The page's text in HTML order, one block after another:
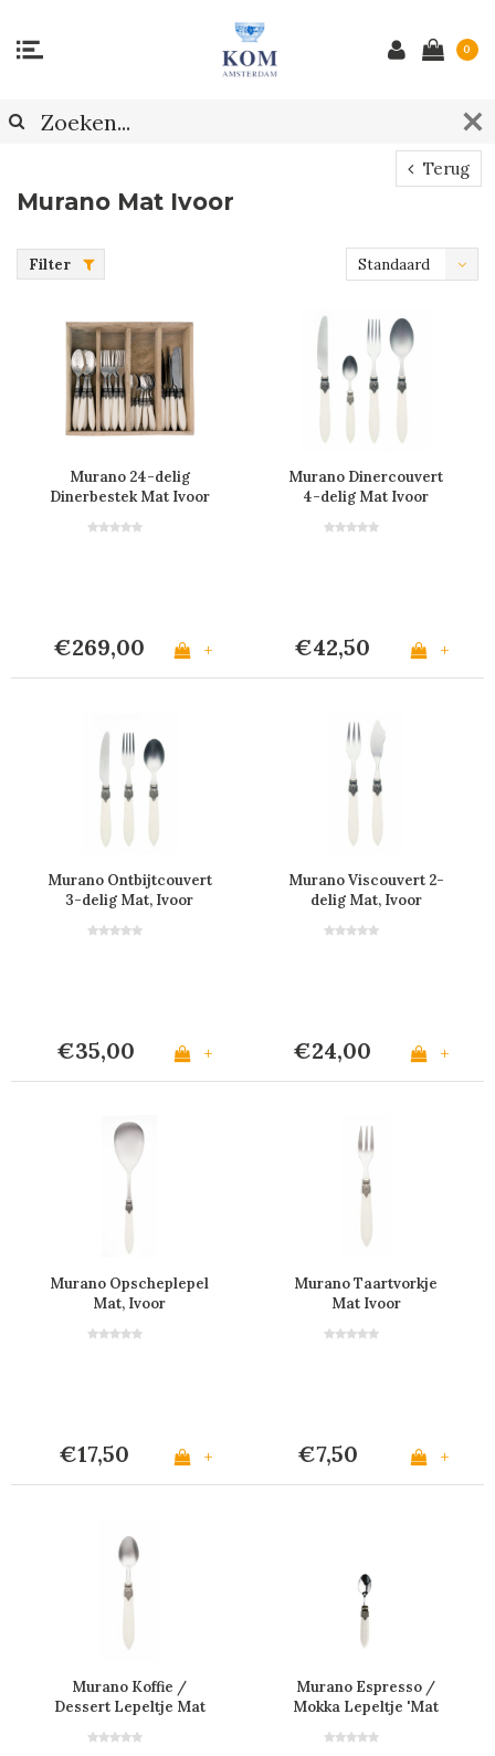
0
Terug
Murano Mat Ivoor
Filter Standaard
Murano 24-delig
Dinerbestek Mat Ivoor
€269,00 +
Murano Dinercouvert
4-delig Mat Ivoor
€42,50 +
Murano Ontbijtcouvert
3-delig Mat, Ivoor
€35,00 +
Murano Viscouvert 2-
delig Mat, Ivoor
€24,00 +
Murano Opscheplepel
Mat, Ivoor
€17,50 +
Murano Taartvorkje
Mat Ivoor
€7,50 +
Murano Koffie /
Dessert Lepeltje Mat
Murano Espresso /
Mokka Lepeltje 'Mat